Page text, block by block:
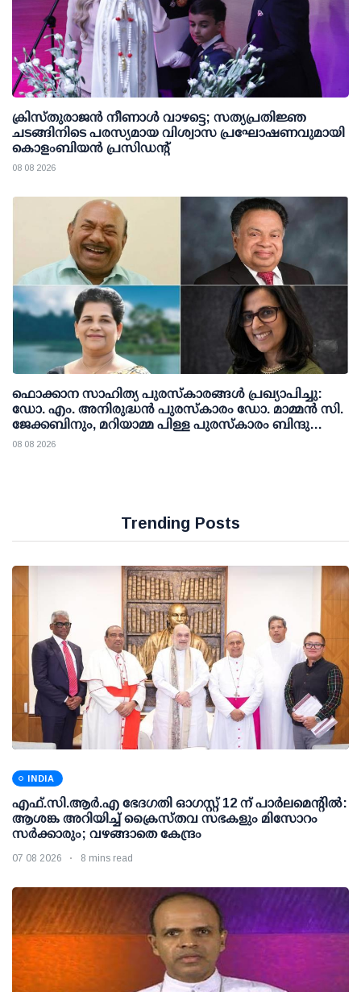
ക്രിസ്തുരാജൻ നീണാൾ വാഴട്ടെ; സത്യപ്രതിജ്ഞ
ചടങ്ങിനിടെ പരസ്യമായ വിശ്വാസ പ്രഘോഷണവുമായി
കൊളംബിയൻ പ്രസിഡന്റ്
08 08 2026
ഫൊക്കാന സാഹിത്യ പുരസ്‌കാരങ്ങള്‍ പ്രഖ്യാപിച്ചു:
ഡോ. എം. അനിരുദ്ധന്‍ പുരസ്‌കാരം ഡോ. മാമ്മന്‍ സി.
ജേക്കബിനും, മറിയാമ്മ പിള്ള പുരസ്‌കാരം ബിന്ദു
കാനയ്ക്കും
08 08 2026
Trending Posts
INDIA
എഫ്.സി.ആര്‍.എ ഭേദഗതി ഓഗസ്റ്റ് 12 ന് പാര്‍ലമെന്റില്‍:
ആശങ്ക അറിയിച്ച് ക്രൈസ്തവ സഭകളും മിസോറം
സര്‍ക്കാരും; വഴങ്ങാതെ കേന്ദ്രം
07 08 2026 8 mins read